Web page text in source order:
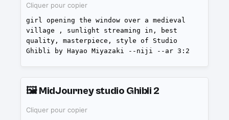
Cliquer pour copier
girl opening the window over a medieval
village , sunlight streaming in, best
quality, masterpiece, style of Studio
Ghibli by Hayao Miyazaki --niji --ar 3:2
🖼️MidJourney studio Ghibli 2
Cliquer pour copier